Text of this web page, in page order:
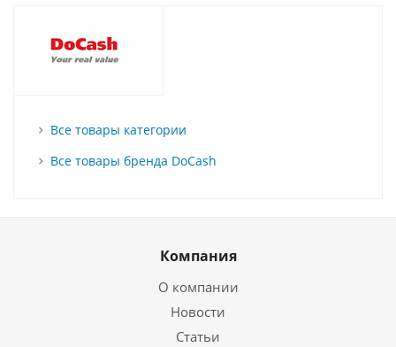
Все товары категории
Все товары бренда DoCash
Компания
О компании
Новости
Статьи